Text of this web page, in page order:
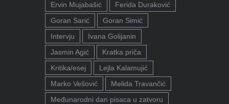
Ervin Mujabašić
Ferida Duraković
Goran Sarić
Goran Simić
Intervju
Ivana Golijanin
Jasmin Agić
Kratka priča
Kritika/esej
Lejla Kalamujić
Marko Vešović
Melida Travančić
Međunarodni dan pisaca u zatvoru